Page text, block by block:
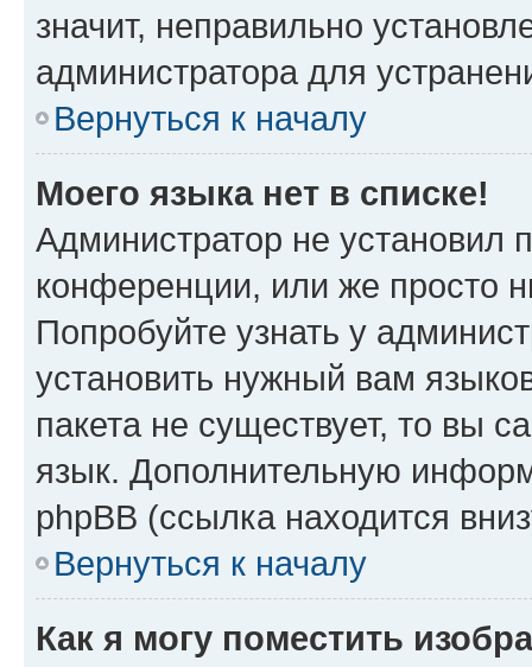
значит, неправильно
администратора для
Вернуться к началу
Моего языка нет в списке!
Администратор не установил
конференции, или же просто
Попробуйте узнать у
установить нужный вам
пакета не существует, то вы
язык. Дополнительную
phpBB (ссылка находится
Вернуться к началу
Как я могу поместить